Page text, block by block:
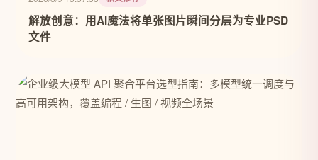
解放创意：用AI魔法将单张图片瞬间分层为专业PSD
文件